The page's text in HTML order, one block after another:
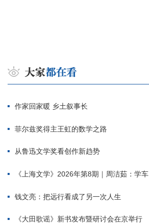
作家回家暖 乡土叙事长
菲尔兹奖得主王虹的数学之路
从鲁迅文学奖看创作新趋势
《上海文学》2026年第8期｜周洁茹：学车
钱文亮：把远行看成了另一次人生
《大田歌谣》新书发布暨研讨会在京举行